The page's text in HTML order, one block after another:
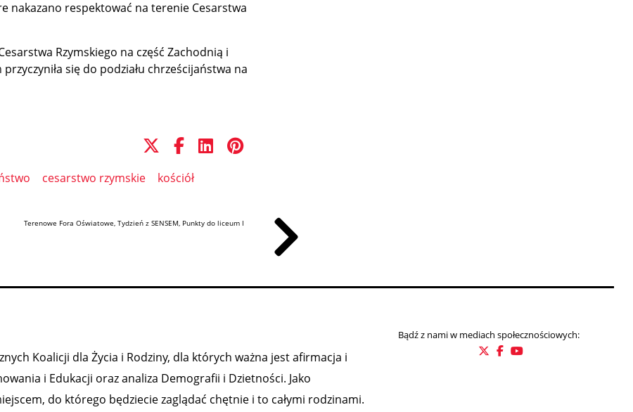
respektować na terenie Cesarstwa
Rzymskiego na część Zachodnią i
się do podziału chrześcijaństwa na
cesarstwo rzymskie kościół
Terenowe Fora Oświatowe, Tydzień z SENSEM, Punkty do liceum I
Koalicji dla Życia i Rodziny, dla których ważna jest afirmacja i
i Edukacji oraz analiza Demografii i Dzietności. Jako
do którego będziecie zaglądać chętnie i to całymi rodzinami.
Bądź z nami w mediach społecznościowych: